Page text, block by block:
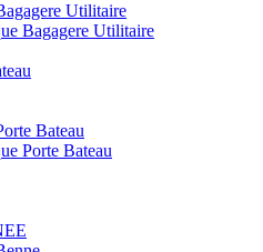
Utilitaire
Bagagere Utilitaire
Bateau
Porte Bateau